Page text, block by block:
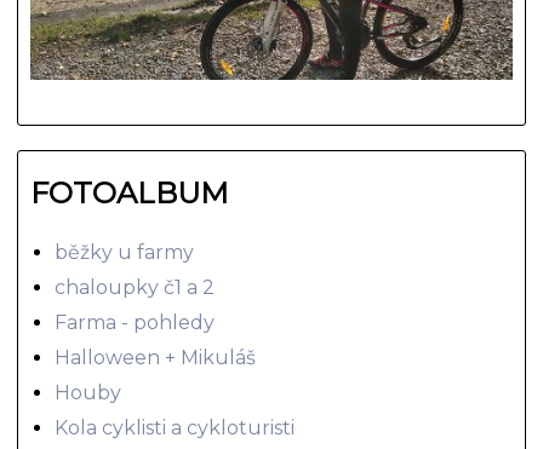
FOTOALBUM
běžky u farmy
chaloupky č1 a 2
Farma - pohledy
Halloween + Mikuláš
Houby
Kola cyklisti a cykloturisti